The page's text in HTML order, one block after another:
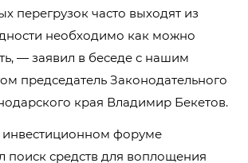
перегрузок часто выходят из
необходимо как можно
— заявил в беседе с нашим
председатель Законодательного
края Владимир Бекетов.
форуме
поиск средств для воплощения